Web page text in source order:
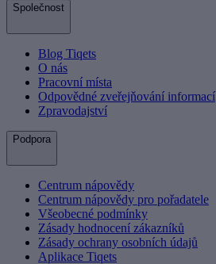
Společnost
Blog Tiqets
O nás
Pracovní místa
Odpovědné zveřejňování informací
Zpravodajství
Podpora
Centrum nápovědy
Centrum nápovědy pro pořadatele
Všeobecné podmínky
Zásady hodnocení zákazníků
Zásady ochrany osobních údajů
Aplikace Tiqets